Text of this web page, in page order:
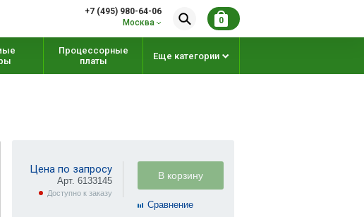
+7 (495) 980-64-06
Москва
0
Процессорные
платы
Еще категории
Цена по запросу
Арт. 6133145
Доступно к заказу
В корзину
Cравнение